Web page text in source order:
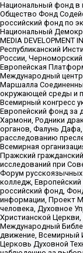
Национальный фонд в
Общество Фонд
российский фонд по
Национальный
MEDIA DEVELOPMENT
Республиканский
России,
Европейская
Международный
Маршалла
окружающей среды и
Всемирный конгресс
Европейский фонд за
Хармони, Родники
органов, Фалунь Дафа,
расследованию
Всемирная
Пражский
исследований при
Форум
колледж,
российский фонд,
информации, Проект
человека, Духовное
Христианской
Международный
движение, Всемирный
Церковь Духовной